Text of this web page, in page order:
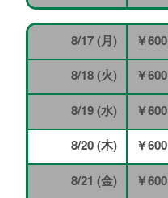
8/17 (月) ￥600
8/18 (火) ￥600
8/19 (水) ￥600
8/20 (木) ￥600
8/21 (金) ￥600